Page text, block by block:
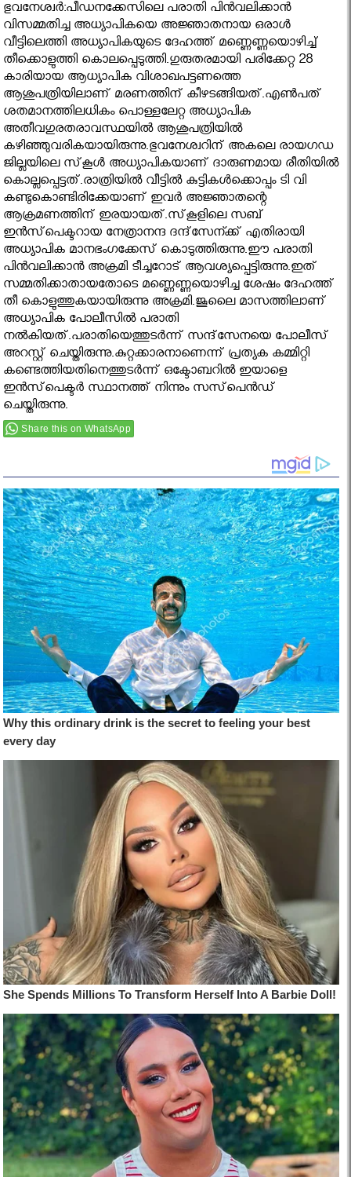
ഭുവനേശ്വര്‍:പീഡനക്കേസിലെ പരാതി പിന്‍വലിക്കാന്‍
വിസമ്മതിച്ച അധ്യാപികയെ അജ്ഞാതനായ ഒരാള്‍
വീട്ടിലെത്തി അധ്യാപികയുടെ ദേഹത്ത് മണ്ണെണ്ണയൊഴിച്ച്
തീക്കൊളുത്തി കൊലപ്പെടുത്തി.ഗുരുതരമായി പരിക്കേറ്റ 28
കാരിയായ ആധ്യാപിക വിശാഖപട്ടണത്തെ
ആശുപത്രിയിലാണ് മരണത്തിന് കീഴടങ്ങിയത്.എണ്‍പത്
ശതമാനത്തിലധികം പൊള്ളലേറ്റ അധ്യാപിക
അതീവഗുരതരാവസ്ഥയില്‍ ആശുപത്രിയില്‍
കഴിഞ്ഞുവരികയായിരുന്നു.ഭുവനേശ്വറിന് അകലെ രായഗഡ
ജില്ലയിലെ സ്‌കൂള്‍ അധ്യാപികയാണ് ദാരുണമായ രീതിയില്‍
കൊല്ലപ്പെട്ടത്.രാത്രിയില്‍ വീട്ടില്‍ കുട്ടികള്‍ക്കൊപ്പം ടി വി
കണ്ടുകൊണ്ടിരിക്കേയാണ് ഇവര്‍ അജ്ഞാതന്റെ
ആക്രമണത്തിന് ഇരയായത്.സ്‌കൂളിലെ സബ്
ഇന്‍സ്‌പെക്ടറായ നേത്രാനന്ദ ദന്ദ്‌സേന്ക്ക് എതിരായി
അധ്യാപിക മാനഭംഗക്കേസ് കൊടുത്തിരുന്നു.ഈ പരാതി
പിന്‍വലിക്കാന്‍ അക്രമി ടീച്ചറോട് ആവശ്യപ്പെട്ടിരുന്നു.ഇത്
സമ്മതിക്കാതായതോടെ മണ്ണെണ്ണയൊഴിച്ച ശേഷം ദേഹത്ത്
തീ കൊളുത്തുകയായിരുന്നു അക്രമി.ജൂലൈ മാസത്തിലാണ്
അധ്യാപിക പോലീസില്‍ പരാതി
നല്‍കിയത്.പരാതിയെത്തുടര്‍ന്ന് സന്ദ്‌സേനയെ പോലീസ്
അറസ്റ്റ് ചെയ്തിരുന്നു.കുറ്റക്കാരനാണെന്ന് പ്രത്യക കമ്മിറ്റി
കണ്ടെത്തിയതിനെത്തുടര്‍ന്ന് ഒക്ടോബറില്‍ ഇയാളെ
ഇന്‍സ്‌പെക്ടര്‍ സ്ഥാനത്ത് നിന്നും സസ്‌പെന്‍ഡ്
ചെയ്തിരുന്നു.
Share this on WhatsApp